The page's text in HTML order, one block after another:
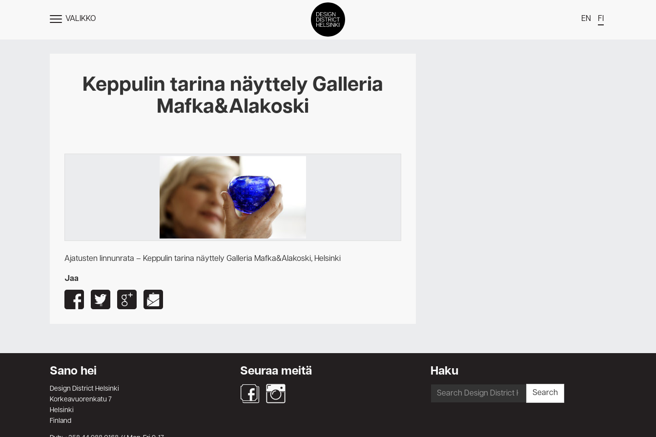
NÄYTÄVALIKKO EN FI
Jäsenet
Tapahtumat
Medialle
Design District Helsingin jäsenyydestä
Ota yhteyttä
Keppulin tarina näyttely Galleria
Mafka&Alakoski
Ajatusten linnunrata – Keppulin tarina näyttely Galleria Mafka&Alakoski, Helsinki
Jaa
Sano hei
Design District Helsinki
Korkeavuorenkatu 7
Helsinki
Finland
Seuraa meitä Haku
Search
Search